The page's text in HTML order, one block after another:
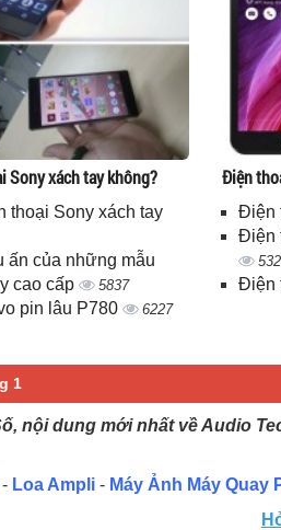
Sony xách tay không?
thoại Sony xách tay
ấn của những mẫu
cao cấp
5837
pin lâu P780 6227
Điện
Điện
Điện
Điện
1
nội dung mới nhất về Audio
- Loa Ampli - Máy Ảnh Máy Quay